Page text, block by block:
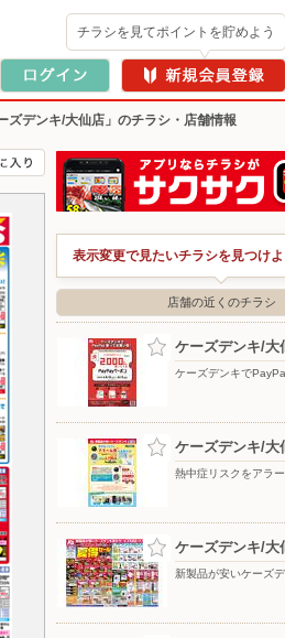
チラシを見てポイントを貯めよう
ズデンキ/大仙店」のチラシ・店舗情報
表示変更で見たいチラシを見つけよ
店舗の近くのチラシ
ケーズデンキ/大
ケーズデンキで
ケーズデンキ/大
熱中症リスクをアラ
ケーズデンキ/大
新製品が安いケーズ